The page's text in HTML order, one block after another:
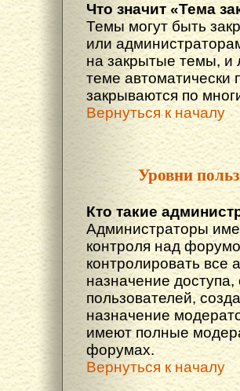
Что значит «Тема
Темы могут быть
или
на закрытые темы, и
теме автоматически
закрываются по
Вернуться к началу
Уровни
Кто такие
Администраторы
контроля над
контролировать все
назначение
пользователей,
назначение
имеют полные
форумах.
Вернуться к началу